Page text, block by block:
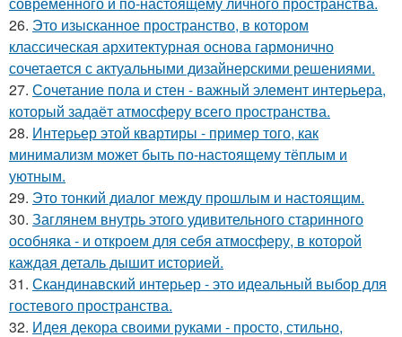
26. Это изысканное пространство, в котором
классическая архитектурная основа гармонично
сочетается с актуальными дизайнерскими решениями.
27. Сочетание пола и стен - важный элемент интерьера,
который задаёт атмосферу всего пространства.
28. Интерьер этой квартиры - пример того, как
минимализм может быть по-настоящему тёплым и
уютным.
29. Это тонкий диалог между прошлым и настоящим.
30. Заглянем внутрь этого удивительного старинного
особняка - и откроем для себя атмосферу, в которой
каждая деталь дышит историей.
31. Скандинавский интерьер - это идеальный выбор для
гостевого пространства.
32. Идея декора своими руками - просто, стильно,